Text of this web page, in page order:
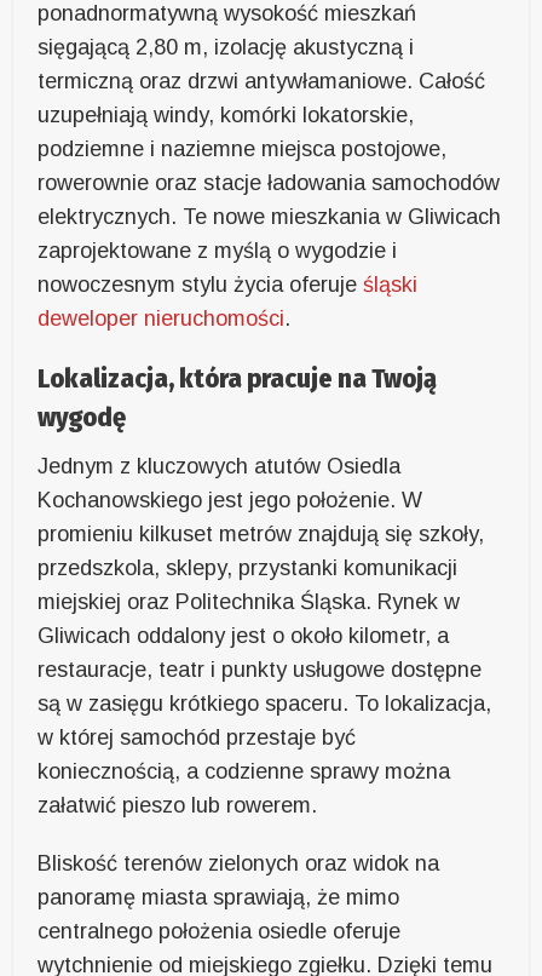
ponadnormatywną wysokość mieszkań
sięgającą 2,80 m, izolację akustyczną i
termiczną oraz drzwi antywłamaniowe. Całość
uzupełniają windy, komórki lokatorskie,
podziemne i naziemne miejsca postojowe,
rowerownie oraz stacje ładowania samochodów
elektrycznych. Te nowe mieszkania w Gliwicach
zaprojektowane z myślą o wygodzie i
nowoczesnym stylu życia oferujeśląski
deweloper nieruchomości.
Lokalizacja, która pracuje na Twoją
wygodę
Jednym z kluczowych atutów Osiedla
Kochanowskiego jest jego położenie. W
promieniu kilkuset metrów znajdują się szkoły,
przedszkola, sklepy, przystanki komunikacji
miejskiej oraz Politechnika Śląska. Rynek w
Gliwicach oddalony jest o około kilometr, a
restauracje, teatr i punkty usługowe dostępne
są w zasięgu krótkiego spaceru. To lokalizacja,
w której samochód przestaje być
koniecznością, a codzienne sprawy można
załatwić pieszo lub rowerem.
Bliskość terenów zielonych oraz widok na
panoramę miasta sprawiają, że mimo
centralnego położenia osiedle oferuje
wytchnienie od miejskiego zgiełku. Dzięki temu